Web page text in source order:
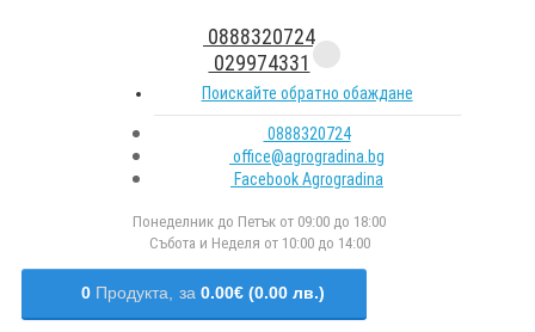
0888320724
029974331
Поискайте обратно обаждане
0888320724
office@agrogradina.bg
Facebook Agrogradina
Понеделник до Петък от 09:00 до 18:00
Събота и Неделя от 10:00 до 14:00
0 Продукта, за 0.00€ (0.00 лв.)